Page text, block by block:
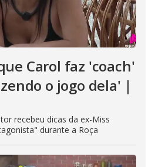
Carol faz 'coach'
o jogo dela' |
recebeu dicas da ex-Miss
durante a Roça